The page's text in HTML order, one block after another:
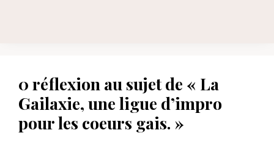
0 réflexion au sujet de « La
Gailaxie, une ligue d’impro
pour les coeurs gais. »